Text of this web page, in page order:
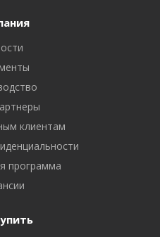
клиентам
программа